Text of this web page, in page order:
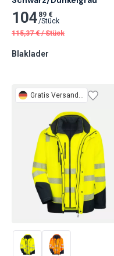
104 89 €
/Stück
115,37 € /Stück
Blaklader
Gratis Versand 1 Tag